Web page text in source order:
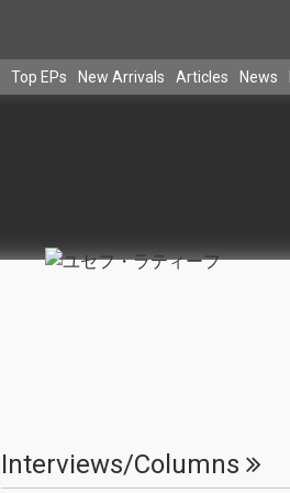
Top EPs New Arrivals Articles News
Interviews/Columns